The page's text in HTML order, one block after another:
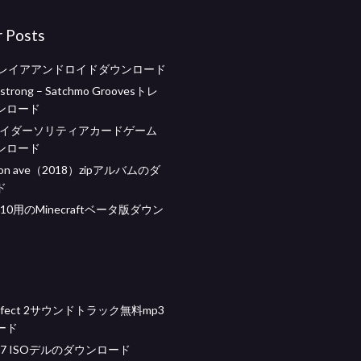
Posts
イアアンドロイドダウンロード
– Satchmo Groovesトレ
ロード
ダーソリティアカードゲーム
ロード
ave（2018）zipアルバムのダ
用のMinecraftベータ版ダウン
2サウンドトラック無料mp3
ド
ISOデルのダウンロード